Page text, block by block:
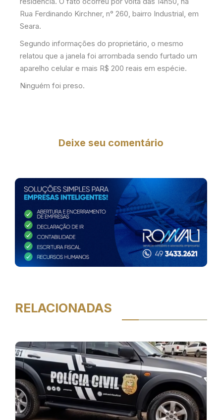
Rua Ferdinando Kirchner, n° 260, bairro Industrial, em
Seara.
Segundo informações do proprietário, o mesmo
relatou que a janela foi arrombada sendo furtado um
aparelho celular e mais R$ 200 reais em espécie.
Ninguém foi preso.
Deixe seu comentário
RELACIONADAS